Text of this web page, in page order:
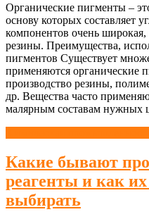
Органические пигменты –
основу которых составляет
компонентов очень широкая,
резины. Преимущества,
пигментов Существует
применяются органические
производство резины,
др. Вещества часто
малярным составам нужных
Какие бывают
реагенты и как
выбирать